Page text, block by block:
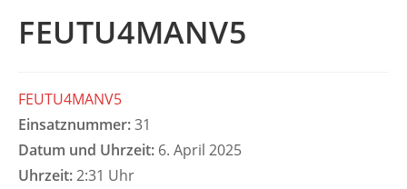
FEUTU4MANV5
FEUTU4MANV5
Einsatznummer:31
Datum und Uhrzeit: 6. April 2025
Uhrzeit:2:31 Uhr